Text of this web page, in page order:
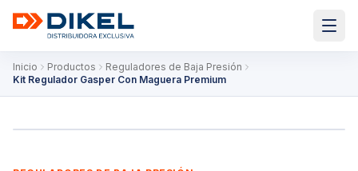
Inicio Productos
Reguladores de Baja Presión
Kit Regulador Gasper Con Maguera Premium